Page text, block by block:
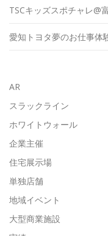
TSCキッズスポチャレ@
愛知トヨタ夢のお仕事体
AR
スラックライン
ホワイトウォール
企業主催
住宅展示場
単独店舗
地域イベント
大型商業施設